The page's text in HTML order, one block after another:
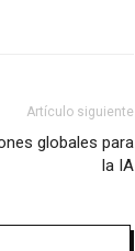
Artículo siguiente
globales para
la IA